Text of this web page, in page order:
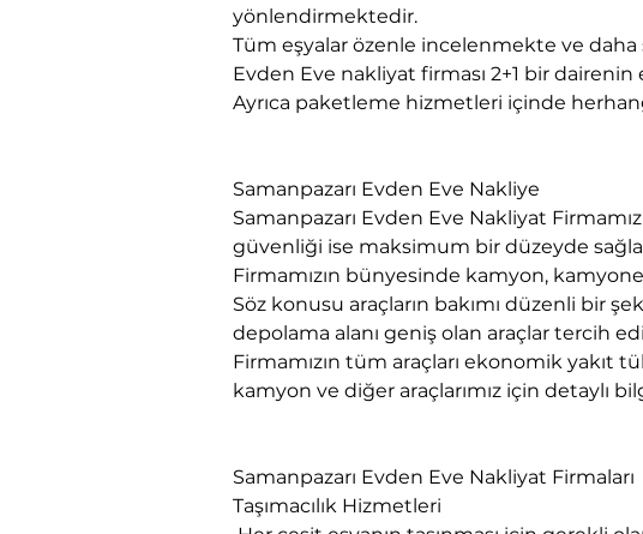
yönlendirmektedir.
Tüm eşyalar özenle incelenmekte ve daha
Evden Eve nakliyat firması 2+1 bir dairenin
Ayrıca paketleme hizmetleri içinde
Samanpazarı Evden Eve Nakliye
Samanpazarı Evden Eve Nakliyat
güvenliği ise maksimum bir düzeyde
Firmamızın bünyesinde kamyon,
Söz konusu araçların bakımı düzenli bir
depolama alanı geniş olan araçlar tercih
Firmamızın tüm araçları ekonomik yakıt
kamyon ve diğer araçlarımız için detaylı
Samanpazarı Evden Eve Nakliyat Firmaları
Taşımacılık Hizmetleri